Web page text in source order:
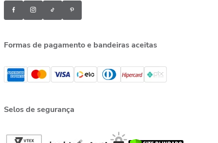
Formas de pagamento e bandeiras aceitas
Selos de segurança